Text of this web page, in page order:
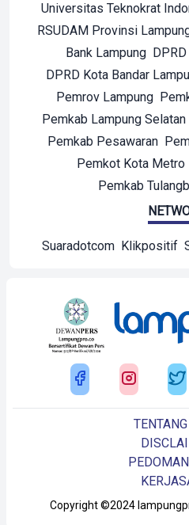
Universitas Teknokrat
RSUDAM Provinsi
Bank Lampung
DPRD Kota Bandar
Pemrov Lampung
Pemkab Lampung Selatan
Pemkab Pesawaran
Pemkot Kota Metro
Pemkab
Suaradotcom Klikpositif
Copyright ©2024